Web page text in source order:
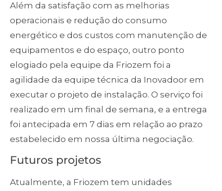
Além da satisfação com as melhorias
operacionais e redução do consumo
energético e dos custos com manutenção de
equipamentos e do espaço, outro ponto
elogiado pela equipe da Friozem foi a
agilidade da equipe técnica da Inovadoor em
executar o projeto de instalação. O serviço foi
realizado em um final de semana, e a entrega
foi antecipada em 7 dias em relação ao prazo
estabelecido em nossa última negociação.
Futuros projetos
Atualmente, a Friozem tem unidades